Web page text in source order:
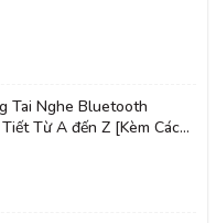
Tai Nghe Bluetooth
Từ A đến Z [Kèm Cách